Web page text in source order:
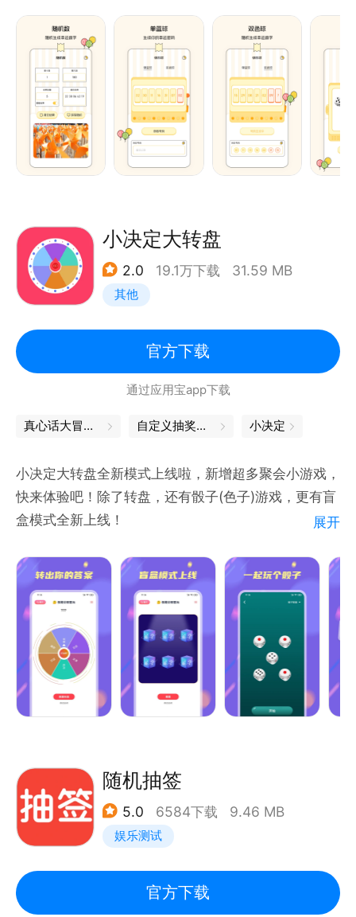
抖音：@xiaojueding
快手：@xiaojueding
小红书：@xiaojueding
邮箱：tangsuanhq@gmail.com
随机结果的功能。 -欢乐5+2、6+1随机数生成。
-生成随机骰子。您能够生成多达 6 个骰子的随机结
果。
-随机数记录，您的随机数可以备记录查询。
随机生成器应用程序使用的示例：
- 和朋友聚会喝酒时。
- 想要试试手气来模拟抽奖。
小决定大转盘
2.0 19.1万下载 31.59 MB
其他
官方下载
通过应用宝app下载
真心话大冒险软件 自定义抽奖软件 小决定
小决定大转盘全新模式上线啦，新增超多聚会小游戏，
快来体验吧！除了转盘，还有骰子(色子)游戏，更有盲
盒模式全新上线！
选择困难症的福星
喝酒游戏不再无聊
轰趴聚会都在玩的游戏
公司晨会互动团建游戏
朋友喝酒聚会再也不无聊
多款劲爆经典游戏，快和朋友一起尽情嗨翻全场吧！
当你犹豫的时候,你可以用它来做选择。
今天晚上吃什么？
今天晚上做什么运动？
周末去哪儿玩？
交给小决定好好选一个！
展开
随机抽签
5.0 6584下载 9.46 MB
娱乐测试
官方下载